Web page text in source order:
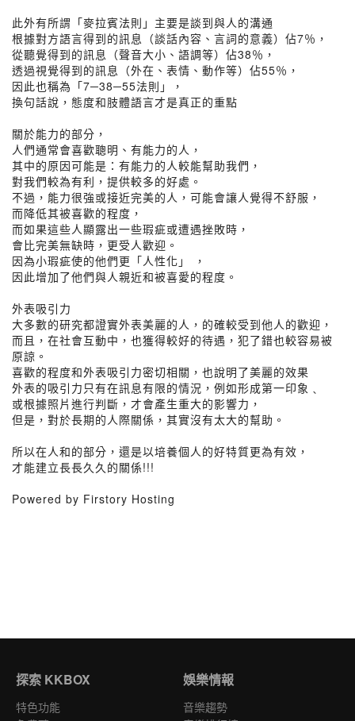
此外有所謂「麥拉賓法則」主要是談到與人的溝通
根據對方語言得到的訊息（談話內容、言詞的意義）佔7％，
從聽覺得到的訊息（聲音大小、語調等）佔38％，
透過視覺得到的訊息（外在、表情、動作等）佔55％，
因此也稱為「7─38─55法則」，
換句話說，態度和肢體語言才是真正的重點
關於能力的部分，
人們通常會喜歡聰明、有能力的人，
其中的原因可能是：有能力的人較能幫助我們，
對我們較為有利，提供較多的好處。
不過，能力很強或接近完美的人，可能會讓人覺得不舒服，
而降低其被喜歡的程度，
而如果這些人顯露出一些瑕疵或遭遇挫敗時，
會比完美無缺時，更受人歡迎。
因為小瑕疵使的他們更「人性化」 ，
因此增加了他們與人親近和被喜愛的程度。
外表吸引力
大多數的研究都證實外表美麗的人，的確較受到他人的歡迎，
而且，在社會互動中，也獲得較好的待遇，犯了錯也較容易被
原諒。
喜歡的程度和外表吸引力密切相關，也說明了美麗的效果
外表的吸引力只有在訊息有限的情況，例如形成第一印象﹑
或根據照片進行判斷，才會產生重大的影響力，
但是，對於長期的人際關係，其實沒有太大的幫助。
所以在人和的部分，還是以培養個人的好特質更為有效，
才能建立長長久久的關係!!!
Powered by Firstory Hosting
探索 KKBOX
特色功能
娛樂情報
音樂趨勢